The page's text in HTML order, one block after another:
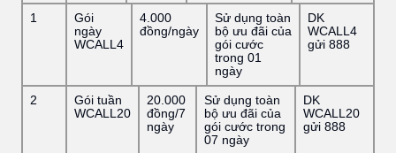
1
Gói
ngày
WCALL4
4.000
đồng/ngày
Sử dụng toàn
bộ ưu đãi của
gói cước
trong 01
ngày
DK
WCALL4
gửi 888
2
Gói tuần
WCALL20
20.000
đồng/7
ngày
Sử dụng toàn
bộ ưu đãi của
gói cước trong
07 ngày
DK
WCALL20
gửi 888